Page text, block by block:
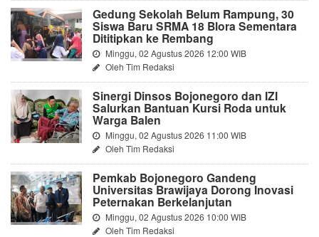
Gedung Sekolah Belum Rampung, 30
Siswa Baru SRMA 18 Blora Sementara
Dititipkan ke Rembang
Minggu, 02 Agustus 2026 12:00 WIB
Oleh Tim Redaksi
Sinergi Dinsos Bojonegoro dan IZI
Salurkan Bantuan Kursi Roda untuk
Warga Balen
Minggu, 02 Agustus 2026 11:00 WIB
Oleh Tim Redaksi
Pemkab Bojonegoro Gandeng
Universitas Brawijaya Dorong Inovasi
Peternakan Berkelanjutan
Minggu, 02 Agustus 2026 10:00 WIB
Oleh Tim Redaksi